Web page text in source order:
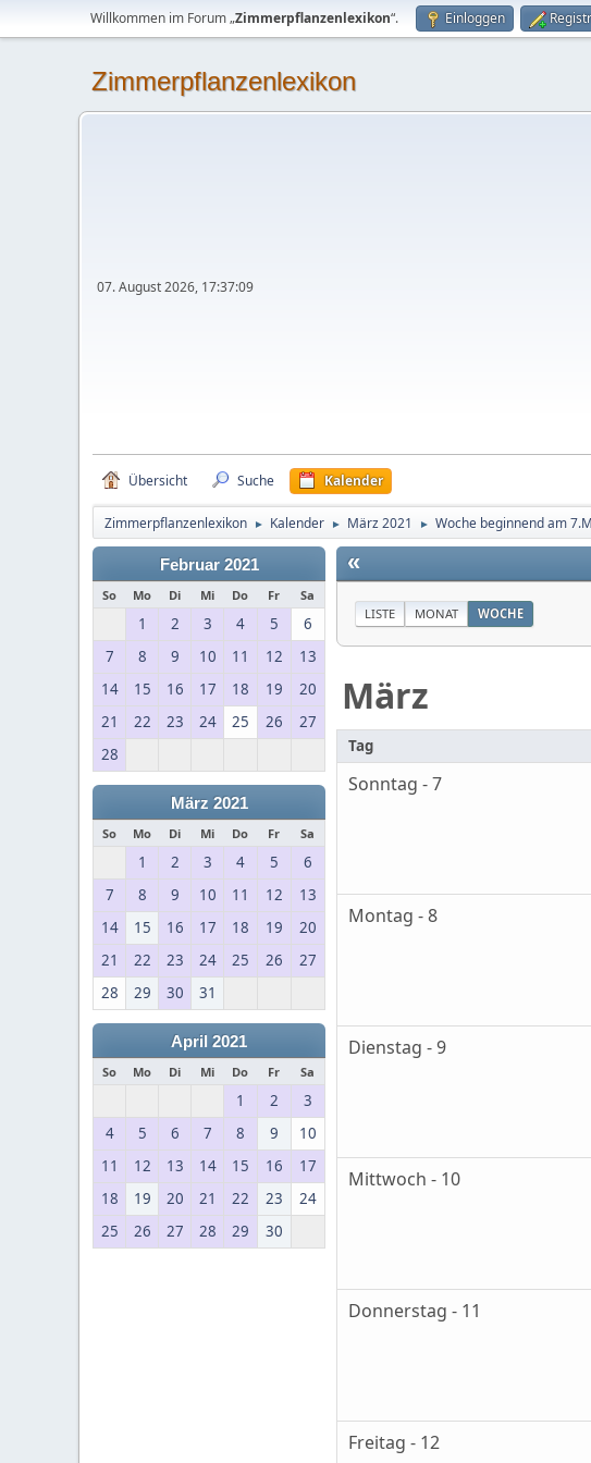
Willkommen im Forum „Zimmerpflanzenlexikon“. Einloggen
Zimmerpflanzenlexikon
07. August 2026, 17:37:09
Übersicht Suche Kalender
Zimmerpflanzenlexikon ► Kalender ► März 2021 ► Woche beginnend am
Februar 2021
So Mo Di Mi Do Fr Sa
1 2 3 4 5
6
7
8 9 10 11 12
13
14
15 16 17 18 19
20
21
22 23 24 25 26
27
28
März 2021
So Mo Di Mi Do Fr Sa
1 2 3 4 5
6
7
8 9 10 11 12
13
14
15 16 17 18 19
20
21
22 23 24 25 26
27
28
29 30 31
April 2021
So Mo Di Mi Do Fr Sa
1 2
3
4
5 6 7 8 9
10
11
12 13 14 15 16
17
18
19 20 21 22 23
24
25
26 27 28 29 30
«
LISTE MONAT WOCHE
März
Tag
Sonntag - 7
Montag - 8
Dienstag - 9
Mittwoch - 10
Donnerstag - 11
Freitag - 12